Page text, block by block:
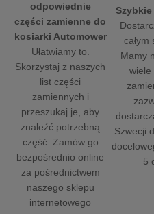
odpowiednie
części zamienne do
kosiarki Automower
Ułatwiamy to.
Skorzystaj z naszych
list części
zamiennych i
przeszukaj je, aby
znaleźć potrzebną
część. Zamów go
bezpośrednio online
za pośrednictwem
naszego sklepu
internetowego
całym
Mamy
wiele
Szwecji
5